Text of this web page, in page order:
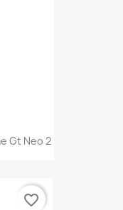
Gt Neo 2
favorite_border